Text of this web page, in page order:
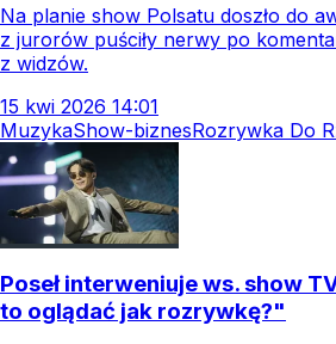
Na planie show Polsatu doszło do
z jurorów puściły nerwy po
z widzów.
15 kwi 2026 14:01
MuzykaShow-biznesRozrywka Do
Poseł interweniuje ws. show
to oglądać jak rozrywkę?"